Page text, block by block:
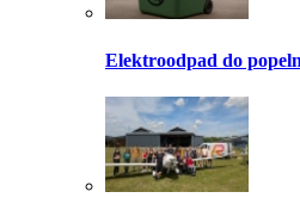
Elektroodpad do